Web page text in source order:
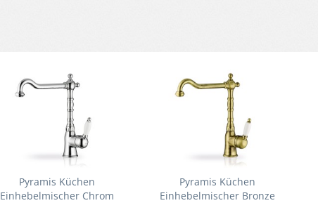
Pyramis Küchen
Einhebelmischer Chrom
Pyramis Küchen
Einhebelmischer Bronze